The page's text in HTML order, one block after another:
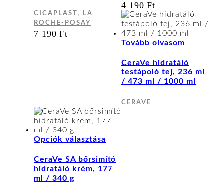
változatok
termékoldalon
választhatók
CICAPLAST ,
LA
ROCHE-POSAY
7 190Ft
4 190Ft
Tovább olvasom
CeraVe hidratáló
testápoló tej, 236 ml
/ 473 ml / 1000 ml
CERAVE
Opciók választása
terméknek
több
CeraVe SA bőrsimító
hidratáló krém, 177
ml / 340 g